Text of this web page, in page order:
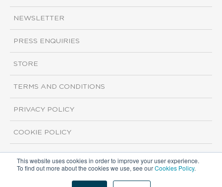
This website uses cookies in order to improve your user experience.
To find out more about the cookies we use, see ourCookies Policy.
NEWSLETTER
PRESS ENQUIRIES
STORE
TERMS AND CONDITIONS
PRIVACY POLICY
COOKIE POLICY
Copyright ©2026 ISI Markets. All rights reserved.